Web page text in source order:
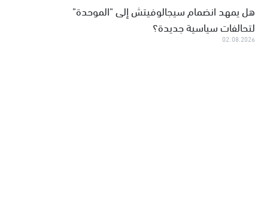
هل يمهد انضمام سيجالوفيتش إلى "الموحدة"
لتحالفات سياسية جديدة؟
02.08.2026